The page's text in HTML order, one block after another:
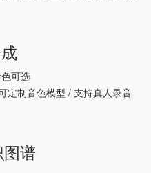
可选
定制音色模型 / 支持真人录音
谱